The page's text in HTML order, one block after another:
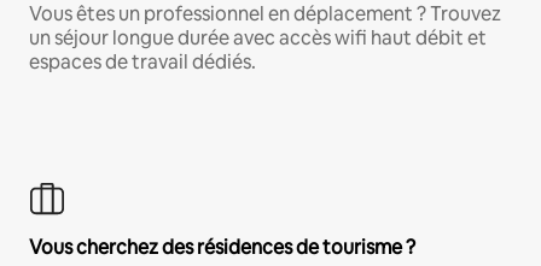
Vous êtes un professionnel en déplacement ? Trouvez
un séjour longue durée avec accès wifi haut débit et
espaces de travail dédiés.
Vous cherchez des résidences de tourisme ?